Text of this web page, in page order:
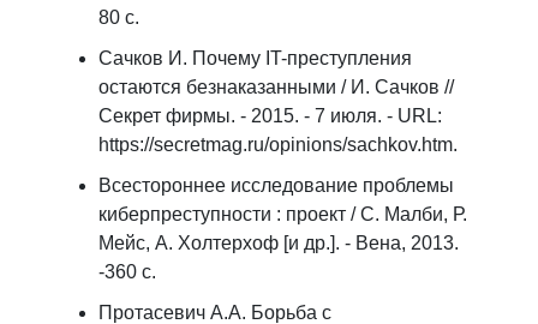
80 с.
Сачков И. Почему IT-преступления
остаются безнаказанными / И. Сачков //
Секрет фирмы. - 2015. - 7 июля. - URL:
https://secretmag.ru/opinions/sachkov.htm.
Всестороннее исследование проблемы
киберпреступности : проект / С. Малби, Р.
Мейс, А. Холтерхоф [и др.]. - Вена, 2013.
-360 с.
Протасевич А.А. Борьба с